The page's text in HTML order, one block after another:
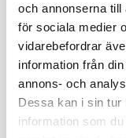
och annonserna till
för sociala medier
vidarebefordrar
information från
annons- och
Dessa kan i sin tur
information som
AdBlue